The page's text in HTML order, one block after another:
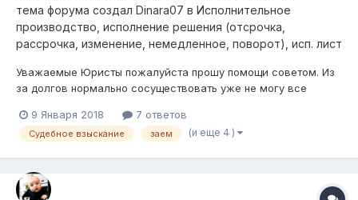
тема форума создал Dinara07 в Исполнительное
производство, исполнение решения (отсрочка,
рассрочка, изменение, немедленное, поворот), исп. лист
Уважаемые Юристы пожалуйста прошу помощи советом. Из
за долгов нормально сосуществовать уже не могу все
погашать кредит я взяла 2016г МФО не смогла вовремя
оплачивать, продлевала долг, писла письмо на почту,
9 Января 2018 7 ответов
Судебное взыскание заем (и еще 4 )